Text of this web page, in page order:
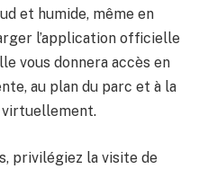
et humide, même en
l’application officielle
vous donnera accès en
au plan du parc et à la
virtuellement.
privilégiez la visite de